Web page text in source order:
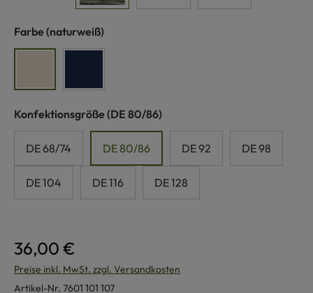
Farbe auswählen
(naturweiß)
Konfektionsgröße auswählen
(DE 80/86)
DE 68/74 DE 80/86 DE 92 DE 98
DE 104 DE 116 DE 128
36,00 €
Preise inkl. MwSt. zzgl. Versandkosten
Artikel-Nr. 7601 101 107